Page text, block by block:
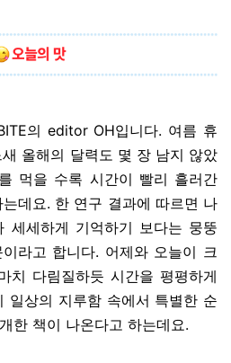
의 editor OH입니다. 여름 휴
올해의 달력도 몇 장 남지 않았
먹을 수록 시간이 빨리 흘러간
데요. 한 연구 결과에 따르면 나
세세하게 기억하기 보다는 뭉뚱
라고 합니다. 어제와 오늘이 크
치 다림질하듯 시간을 평평하게
일상의 지루함 속에서 특별한 순
한 책이 나온다고 하는데요.